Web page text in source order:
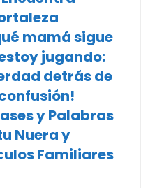
mamá sigue
jugando:
detrás de
y Palabras
Nuera y
Familiares